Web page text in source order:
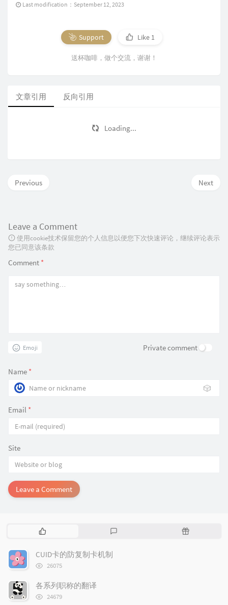
Last modification：September 12, 2023
Support Like 1
送杯咖啡，做个交流，谢谢！
文章引用 反向引用
Loading...
Next
Previous
Leave a Comment
使用cookie技术保留您的个人信息以便您下次快速评论，继续评论表示
您已同意该条款
Comment *
Emoji Private comment
Name *
🎲
Email *
Site
Leave a Comment
P
p
u
a
r
R
CUID卡的防复制卡机制
浏
次
数:
26075
各系列职称的翻译
浏
24679